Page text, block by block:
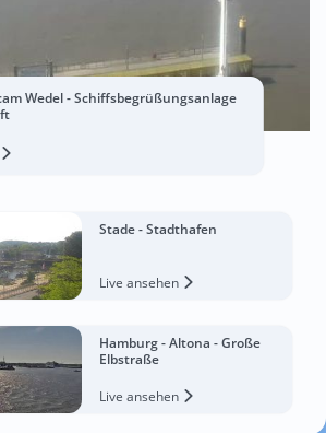
Wedel - Schiffsbegrüßungsanlage
Stade - Stadthafen
Live ansehen
Hamburg - Altona - Große
Elbstraße
Live ansehen